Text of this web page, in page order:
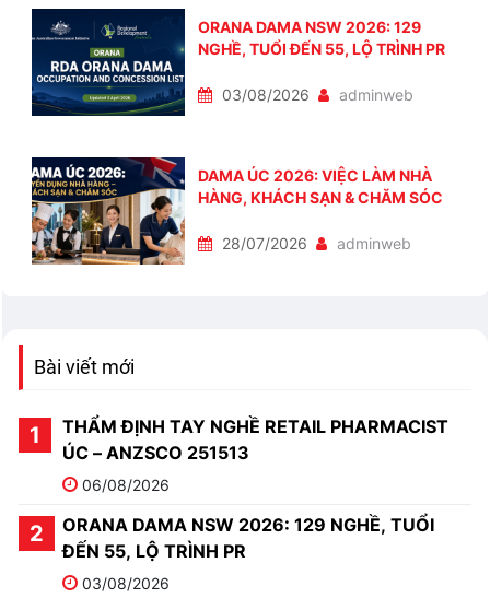
ORANA DAMA NSW 2026: 129
NGHỀ, TUỔI ĐẾN 55, LỘ TRÌNH PR
03/08/2026 adminweb
DAMA ÚC 2026: VIỆC LÀM NHÀ
HÀNG, KHÁCH SẠN & CHĂM SÓC
28/07/2026 adminweb
Bài viết mới
THẨM ĐỊNH TAY NGHỀ RETAIL PHARMACIST
ÚC – ANZSCO 251513
06/08/2026
ORANA DAMA NSW 2026: 129 NGHỀ, TUỔI
ĐẾN 55, LỘ TRÌNH PR
03/08/2026